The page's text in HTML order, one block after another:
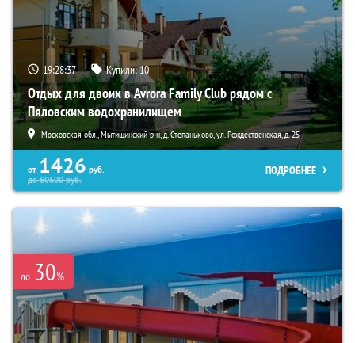
19:28:36 Купили:10
Отдых для двоих в Avrora Family Club рядом с
Пяловским водохранилищем
Московская обл., Мытищинский р-н, д. Степаньково, ул. Рождественская, д. 25
от 1426 руб.
до60600руб.
ПОДРОБНЕЕ
до 30%